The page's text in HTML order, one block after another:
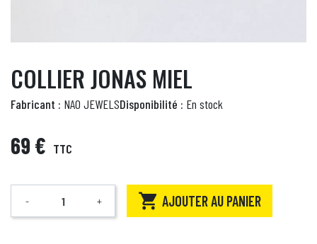
COLLIER JONAS MIEL
Fabricant : NAO JEWELSDisponibilité : En stock
69 € TTC
Quantité
- +  AJOUTER AU PANIER